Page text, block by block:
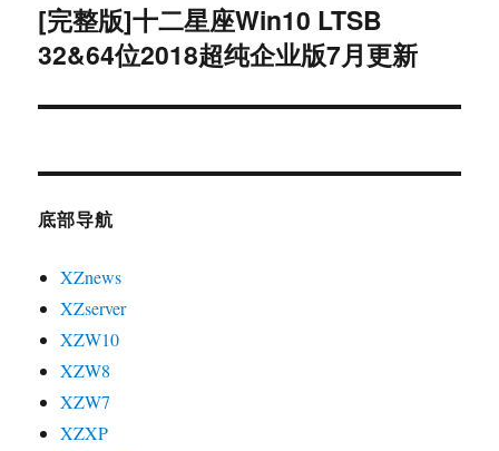
下
篇
章：
[完整版]十二星座Win10 LTSB
32&64位2018超纯企业版7月更新
底部导航
XZnews
XZserver
XZW10
XZW8
XZW7
XZXP